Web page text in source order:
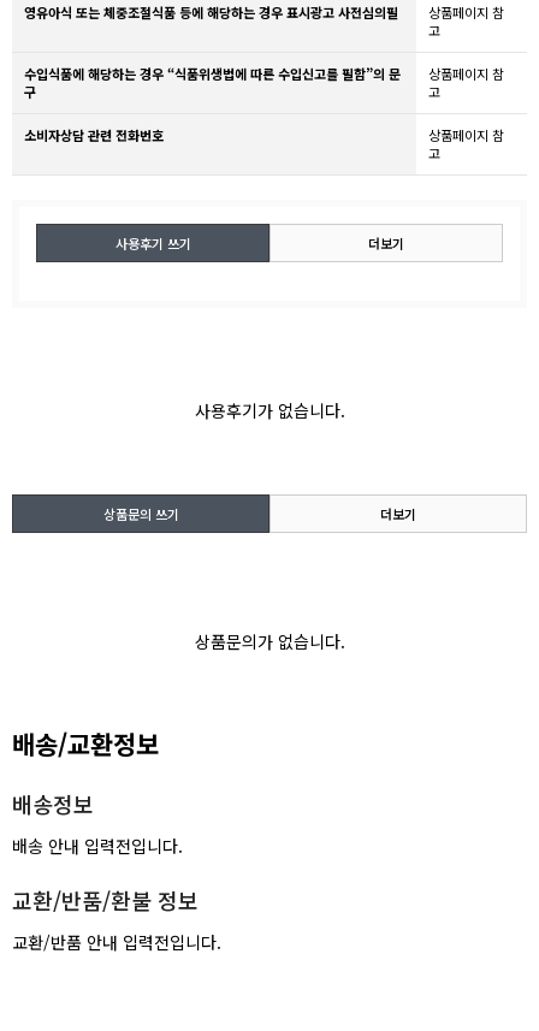
영유아식 또는 체중조절식품 등에 해당하는 경우 표시광고 사전심의필
상품페이지 참
고
수입식품에 해당하는 경우 “식품위생법에 따른 수입신고를 필함”의 문
구
상품페이지 참
고
소비자상담 관련 전화번호
상품페이지 참
고
사용후기 쓰기 더보기
사용후기가 없습니다.
상품문의 쓰기 더보기
상품문의가 없습니다.
배송/교환정보
배송정보
배송 안내 입력전입니다.
교환/반품/환불 정보
교환/반품 안내 입력전입니다.